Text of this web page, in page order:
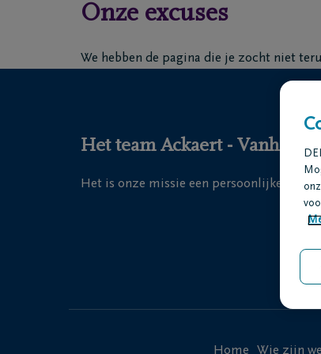
Overslaan en naar inhoud gaan
Onze excuses
We hebben de pagina die je zocht niet
Het team Ackaert - Vanheste
Het is onze missie een persoonlijke
Home Wie zijn we